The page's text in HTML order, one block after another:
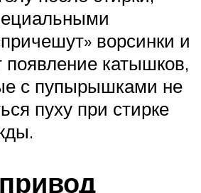
ворсинки и
появление катышков,
с пупырышками не
пуху при стирке